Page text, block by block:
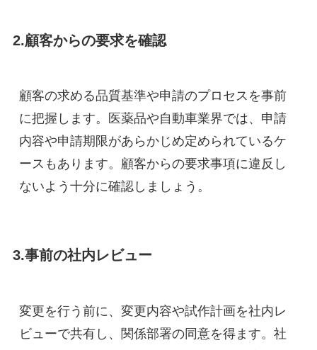
2.顧客からの要求を確認
顧客の求める品質基準や申請のプロセスを事前
に把握します。医薬品や自動車業界では、申請
内容や申請期限があらかじめ定められているケ
ースもあります。顧客からの要求事項に違反し
ないよう十分に確認しましょう。
3.事前の社内レビュー
変更を行う前に、変更内容や試作計画を社内レ
ビューで共有し、関係部署の同意を得ます。社